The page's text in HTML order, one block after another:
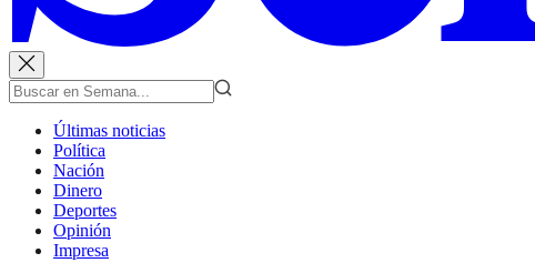
Últimas noticias
Política
Nación
Dinero
Deportes
Opinión
Impresa